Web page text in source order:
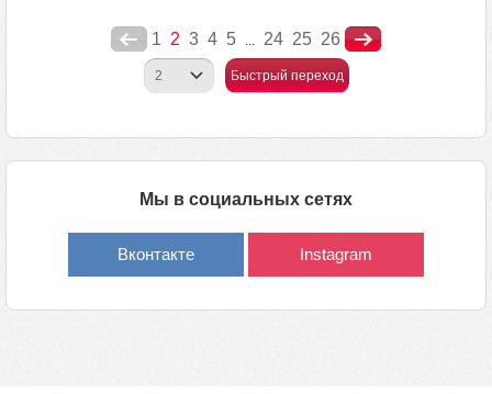
1 2 3 4 5 ... 24 25 26
Быстрый переход
Мы в социальных сетях
Вконтакте Instagram